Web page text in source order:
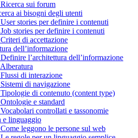
sui forum
ai bisogni degli utenti
stories per definire i contenuti
stories per definire i contenuti
di accettazione
dell’informazione
l’architettura dell’informazione
di interazione
di navigazione
di contenuto (content type)
e standard
controllati e tassonomie
e linguaggio
leggono le persone sul web